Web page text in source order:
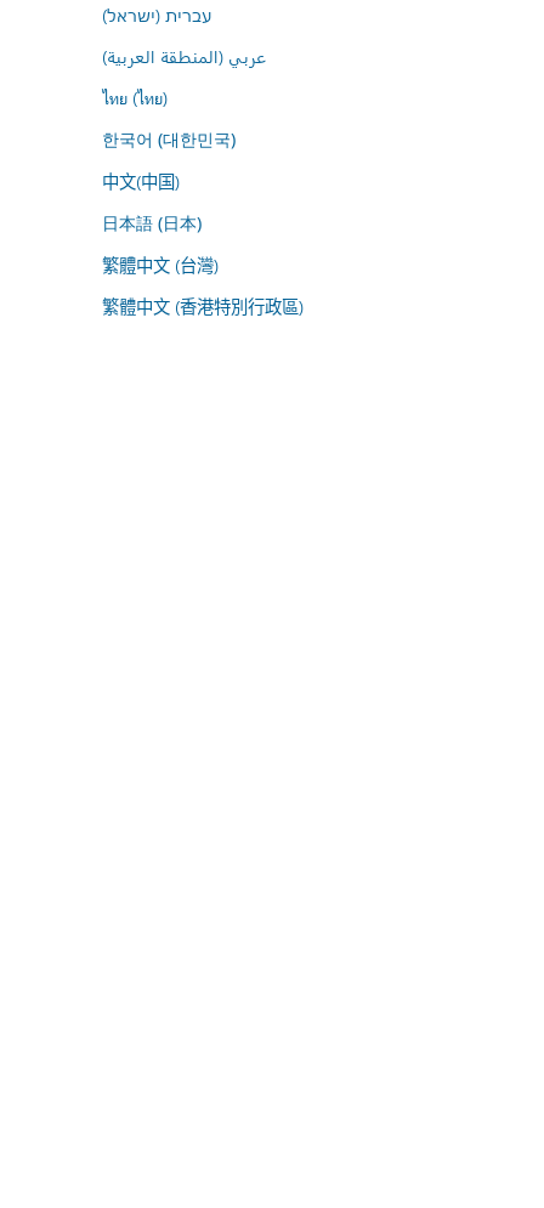
עברית (ישראל)
عربي (المنطقة العربية)
ไทย (ไทย)
한국어 (대한민국)
中文(中国)
日本語 (日本)
繁體中文 (台灣)
繁體中文 (香港特別行政區)